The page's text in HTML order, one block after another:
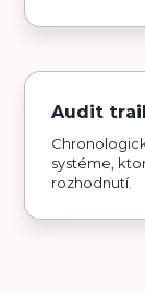
Audit trail
systéme,
rozhodnutí.